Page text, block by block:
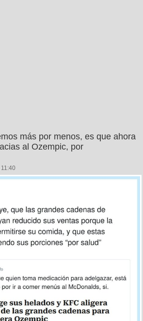
más por menos, es que ahora
al Ozempic, por